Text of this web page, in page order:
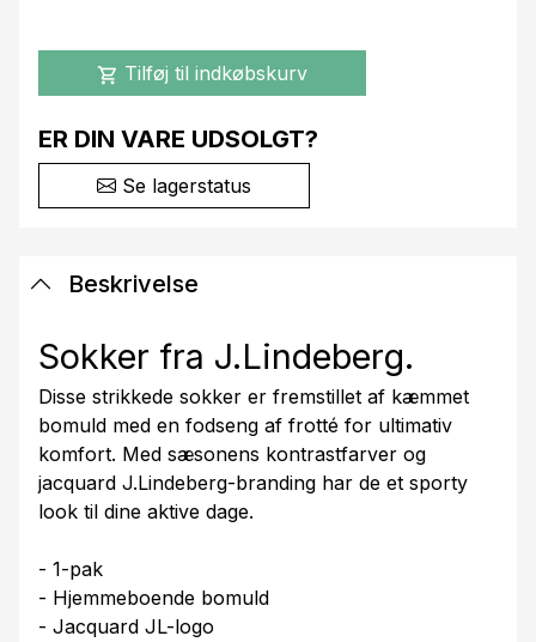
shopping_cart Tilføj til indkøbskurv
ER DIN VARE UDSOLGT?
Se lagerstatus
Beskrivelse
Sokker fra J.Lindeberg.
Disse strikkede sokker er fremstillet af kæmmet
bomuld med en fodseng af frotté for ultimativ
komfort. Med sæsonens kontrastfarver og
jacquard J.Lindeberg-branding har de et sporty
look til dine aktive dage.
- 1-pak
- Hjemmeboende bomuld
- Jacquard JL-logo